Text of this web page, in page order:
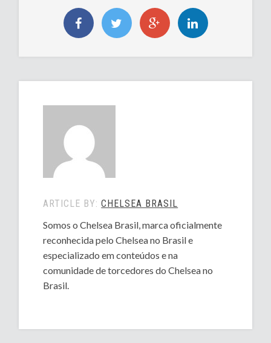
ARTICLE BY:CHELSEA BRASIL
Somos o Chelsea Brasil, marca oficialmente
reconhecida pelo Chelsea no Brasil e
especializado em conteúdos e na
comunidade de torcedores do Chelsea no
Brasil.